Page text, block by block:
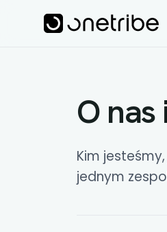
Onetribe
O nas
Kim
jednym